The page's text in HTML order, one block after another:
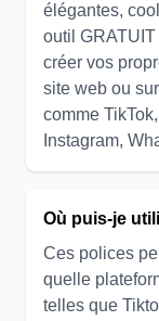
élégantes,
outil
créer vos
site web ou
comme
Instagram,
Où puis-je
Ces polices
quelle
telles que